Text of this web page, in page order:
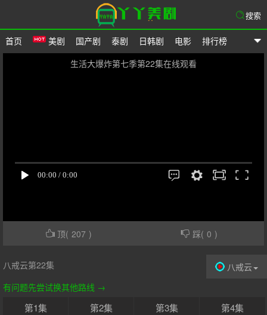
爱美剧
首页 美剧 国产剧 泰剧 日韩剧 电影 排行榜
搜索
生活大爆炸第七季第22集在线观看
顶( 207 ) 踩( 0 )
八戒云
八戒云第22集
有问题先尝试换其他路线 →
第1集 第2集 第3集
第4集